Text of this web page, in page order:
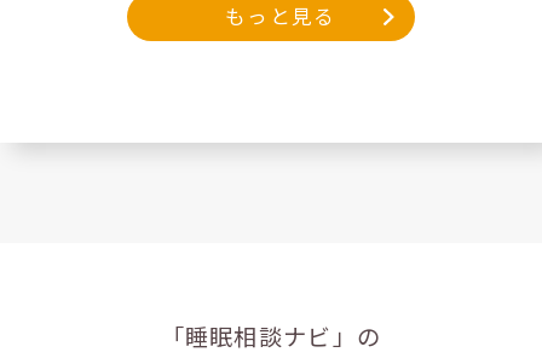
もっと見る
「睡眠相談ナビ」の